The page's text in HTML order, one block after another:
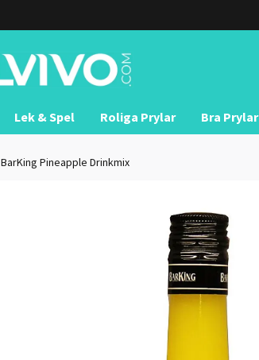
Lek & Spel Roliga Prylar Bra Prylar
BarKing Pineapple Drinkmix